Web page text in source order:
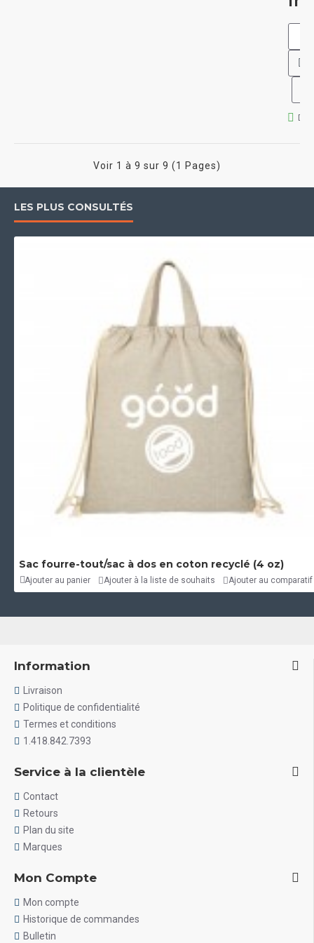
Voir 1 à 9 sur 9 (1 Pages)
LES PLUS CONSULTÉS
Sac fourre-tout/sac à dos en coton recyclé (4 oz)
Ajouter au panier Ajouter à la liste de souhaits Ajouter au comparatif
Information
Livraison
Politique de confidentialité
Termes et conditions
1.418.842.7393
Service à la clientèle
Contact
Retours
Plan du site
Marques
Mon Compte
Mon compte
Historique de commandes
Bulletin